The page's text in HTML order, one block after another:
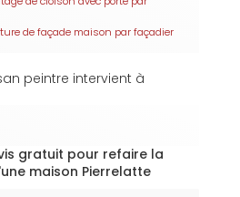
de façade maison par façadier
peintre intervient à
gratuit pour refaire la
maison Pierrelatte